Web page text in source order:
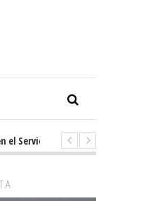
de Imagenología